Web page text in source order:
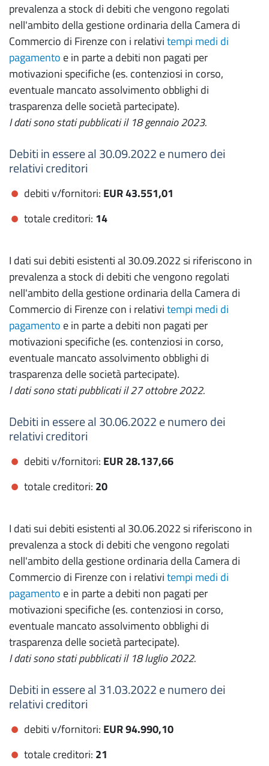
prevalenza a stock di debiti che vengono regolati
nell'ambito della gestione ordinaria della Camera di
Commercio di Firenze con i relativitempi medi di
pagamento e in parte a debiti non pagati per
motivazioni specifiche (es. contenziosi in corso,
eventuale mancato assolvimento obblighi di
trasparenza delle società partecipate).
I dati sono stati pubblicati il 18 gennaio 2023.
Debiti in essere al 30.09.2022 e numero dei
relativi creditori
debiti v/fornitori: EUR 43.551,01
totale creditori: 14
I dati sui debiti esistenti al 30.09.2022 si riferiscono in
prevalenza a stock di debiti che vengono regolati
nell'ambito della gestione ordinaria della Camera di
Commercio di Firenze con i relativitempi medi di
pagamento e in parte a debiti non pagati per
motivazioni specifiche (es. contenziosi in corso,
eventuale mancato assolvimento obblighi di
trasparenza delle società partecipate).
I dati sono stati pubblicati il 27 ottobre 2022.
Debiti in essere al 30.06.2022 e numero dei
relativi creditori
debiti v/fornitori: EUR 28.137,66
totale creditori: 20
I dati sui debiti esistenti al 30.06.2022 si riferiscono in
prevalenza a stock di debiti che vengono regolati
nell'ambito della gestione ordinaria della Camera di
Commercio di Firenze con i relativitempi medi di
pagamento e in parte a debiti non pagati per
motivazioni specifiche (es. contenziosi in corso,
eventuale mancato assolvimento obblighi di
trasparenza delle società partecipate).
I dati sono stati pubblicati il 18 luglio 2022.
Debiti in essere al 31.03.2022 e numero dei
relativi creditori
debiti v/fornitori: EUR 94.990,10
totale creditori: 21